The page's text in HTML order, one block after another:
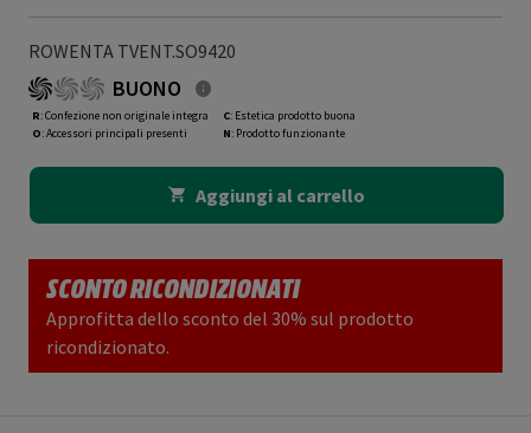
ROWENTA TVENT.SO9420
BUONO
R: Confezione non originale integra
O: Accessori principali presenti
C: Estetica prodotto buona
N: Prodotto funzionante
Aggiungi al carrello
SCONTO RICONDIZIONATI
Approfitta dello sconto del 30% sul prodotto
ricondizionato.